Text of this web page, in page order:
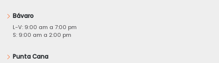
Bávaro
L-V: 9:00 am a 7:00 pm
S: 9:00 am a 2:00 pm
Punta Cana